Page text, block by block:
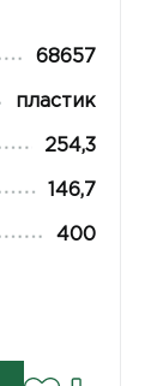
68657
пластик
254,3
146,7
400